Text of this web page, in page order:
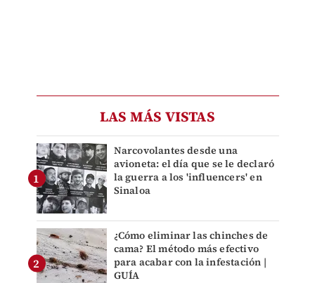
LAS MÁS VISTAS
Narcovolantes desde una
avioneta: el día que se le declaró
la guerra a los 'influencers' en
Sinaloa
¿Cómo eliminar las chinches de
cama? El método más efectivo
para acabar con la infestación |
GUÍA